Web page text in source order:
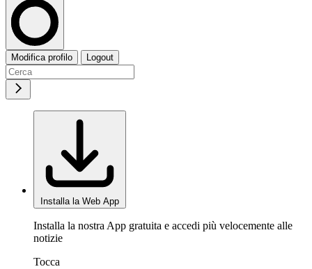
Modifica profilo Logout
Installa la Web App
Installa la nostra App gratuita e accedi più velocemente alle
notizie
Tocca